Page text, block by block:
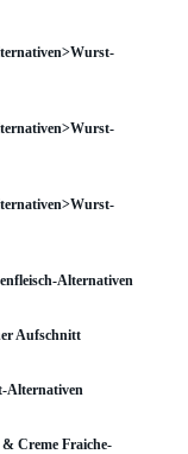
Alternativen
Aufschnitt
Alternativen
Creme Fraiche-